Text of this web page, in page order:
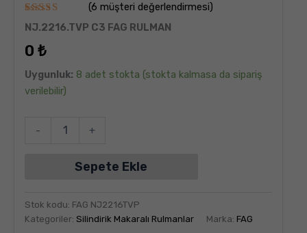
6
müşteri
puanına
5
5.00puan
aldı
(6 müşteri değerlendirmesi)
NJ.2216.TVP C3 FAG RULMAN
0 ₺
Uygunluk: 8 adet stokta (stokta kalmasa da sipariş
verilebilir)
- +
Sepete Ekle
Stok kodu: FAG NJ2216TVP
Kategoriler: Silindirik Makaralı Rulmanlar Marka: FAG